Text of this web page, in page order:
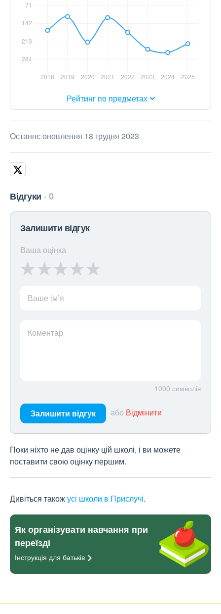
Рейтинг по предметах
Останнє оновлення 18 грудня 2023
Відгуки 0
Залишити відгук
Ваша оцінка
Ваше ім’я
Коментар
1000 символів
Залишити відгук або Відмінити
Поки ніхто не дав оцінку цій школі, і ви можете
поставити свою оцінку першим.
Дивіться такожусі школи в Прислучі.
Як організувати навчання при
переїзді
Інструкція для батьків